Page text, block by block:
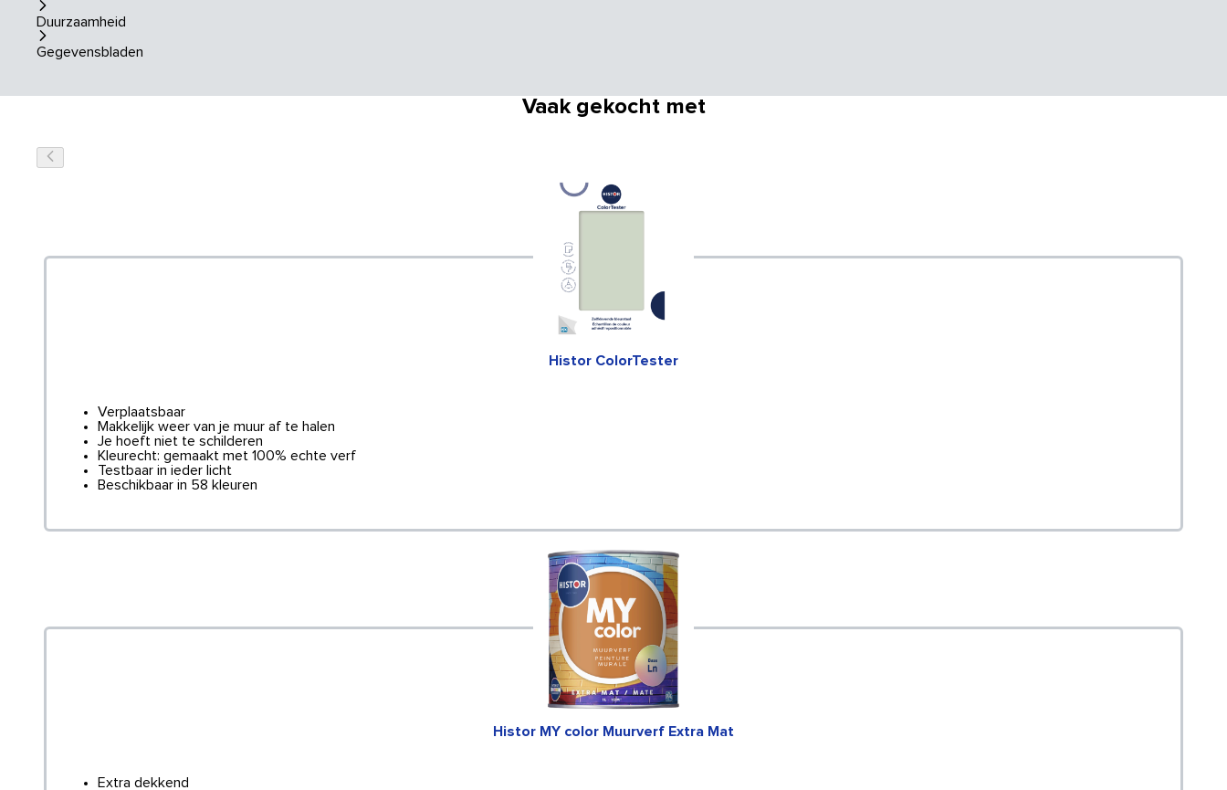
Duurzaamheid
Gegevensbladen
Vaak gekocht met
Histor ColorTester
Verplaatsbaar
Makkelijk weer van je muur af te halen
Je hoeft niet te schilderen
Kleurecht: gemaakt met 100% echte verf
Testbaar in ieder licht
Beschikbaar in 58 kleuren
Histor MY color Muurverf Extra Mat
Extra dekkend